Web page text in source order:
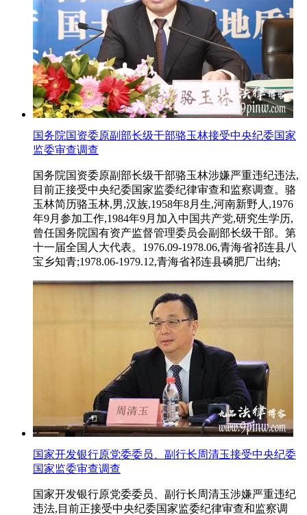
国务院国资委原副部长级干部骆玉林接受中央纪委国家
监委审查调查
国务院国资委原副部长级干部骆玉林涉嫌严重违纪违法,
目前正接受中央纪委国家监委纪律审查和监察调查。骆
玉林简历骆玉林,男,汉族,1958年8月生,河南新野人,1976
年9月参加工作,1984年9月加入中国共产党,研究生学历,
曾任国务院国有资产监督管理委员会副部长级干部。第
十一届全国人大代表。1976.09-1978.06,青海省祁连县八
宝乡知青;1978.06-1979.12,青海省祁连县磷肥厂出纳;
国家开发银行原党委委员、副行长周清玉接受中央纪委
国家监委审查调查
国家开发银行原党委委员、副行长周清玉涉嫌严重违纪
违法,目前正接受中央纪委国家监委纪律审查和监察调